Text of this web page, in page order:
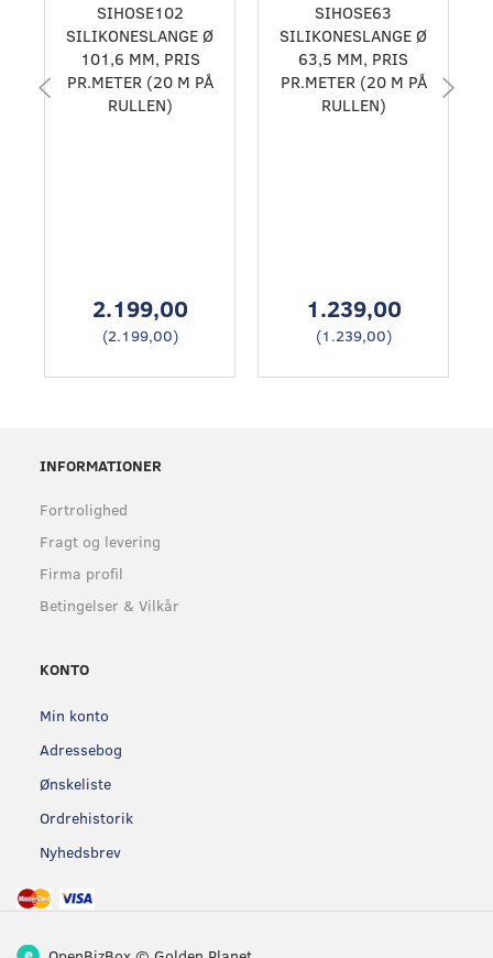
SIHOSE102
SILIKONESLANGE Ø
101,6 MM, PRIS
PR.METER (20 M PÅ
RULLEN)
2.199,00
(2.199,00)
SIHOSE63
SILIKONESLANGE Ø
63,5 MM, PRIS
PR.METER (20 M PÅ
RULLEN)
1.239,00
(1.239,00)
INFORMATIONER
Fortrolighed
Fragt og levering
Firma profil
Betingelser & Vilkår
KONTO
Min konto
Adressebog
Ønskeliste
Ordrehistorik
Nyhedsbrev